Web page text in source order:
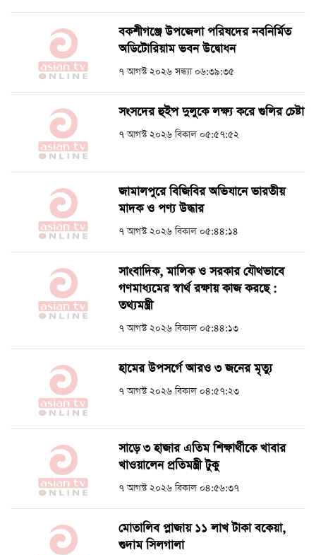
বকশীগঞ্জে উপজেলা পরিষদের নবনির্মিত
অডিটোরিয়াম ভবন উদ্বোধন
৭ আগস্ট ২০২৬ সন্ধ্যা ০৬:৩৯:৩৫
সংসদের হুইপ দুলুকে লক্ষ্য করে গুলির চেষ্টা
৭ আগস্ট ২০২৬ বিকাল ০৫:৫৭:৫২
জামালপুরে বিজিবির অভিযানে ভারতীয়
মাদক ও পণ্য উদ্ধার
৭ আগস্ট ২০২৬ বিকাল ০৫:৪৪:১৪
সাংবাদিক, মালিক ও সরকার যৌথভাবে
গণমাধ্যমের স্বার্থ রক্ষায় কাজ করছে :
তথ্যমন্ত্রী
৭ আগস্ট ২০২৬ বিকাল ০৫:৪৪:১৩
হামের উপসর্গে আরও ৩ জনের মৃত্যু
৭ আগস্ট ২০২৬ বিকাল ০৪:৫৭:২৩
সাড়ে ৩ হাজার এতিম শিক্ষার্থীকে খাবার
খাওয়ালেন প্রতিমন্ত্রী টুকু
৭ আগস্ট ২০২৬ বিকাল ০৪:৫৬:৩৭
মোতালিব প্লাজায় ১১ লাখ টাকা বকেয়া,
গুদাম সিলগালা